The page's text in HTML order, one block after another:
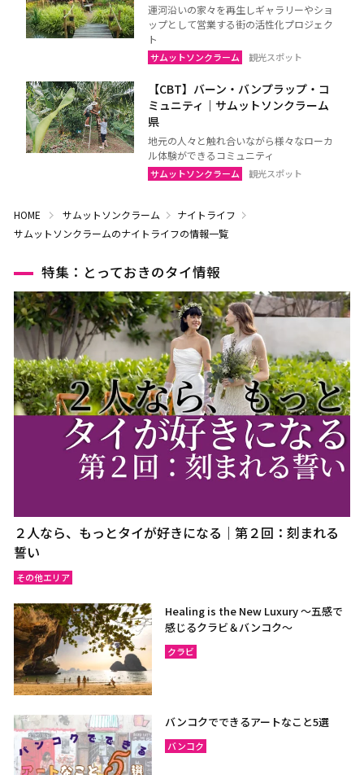
運河沿いの家々を再生しギャラリーやショ
ップとして営業する街の活性化プロジェク
ト
サムットソンクラーム 観光スポット
【CBT】バーン・バンプラップ・コ
ミュニティ｜サムットソンクラーム
県
地元の人々と触れ合いながら様々なローカ
ル体験ができるコミュニティ
サムットソンクラーム 観光スポット
HOME サムットソンクラーム
ナイトライフ
サムットソンクラームのナイトライフの情報一覧
特集：とっておきのタイ情報
２人なら、もっとタイが好きになる｜第２回：刻まれる
誓い
その他エリア
Healing is the New Luxury ～五感で
感じるクラビ＆バンコク～
クラビ
バンコクでできるアートなこと5選
バンコク